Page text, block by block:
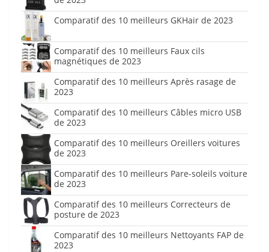
Comparatif des 10 meilleurs GKHair de 2023
Comparatif des 10 meilleurs Faux cils
magnétiques de 2023
Comparatif des 10 meilleurs Après rasage de
2023
Comparatif des 10 meilleurs Câbles micro USB
de 2023
Comparatif des 10 meilleurs Oreillers voitures
de 2023
Comparatif des 10 meilleurs Pare-soleils voiture
de 2023
Comparatif des 10 meilleurs Correcteurs de
posture de 2023
Comparatif des 10 meilleurs Nettoyants FAP de
2023